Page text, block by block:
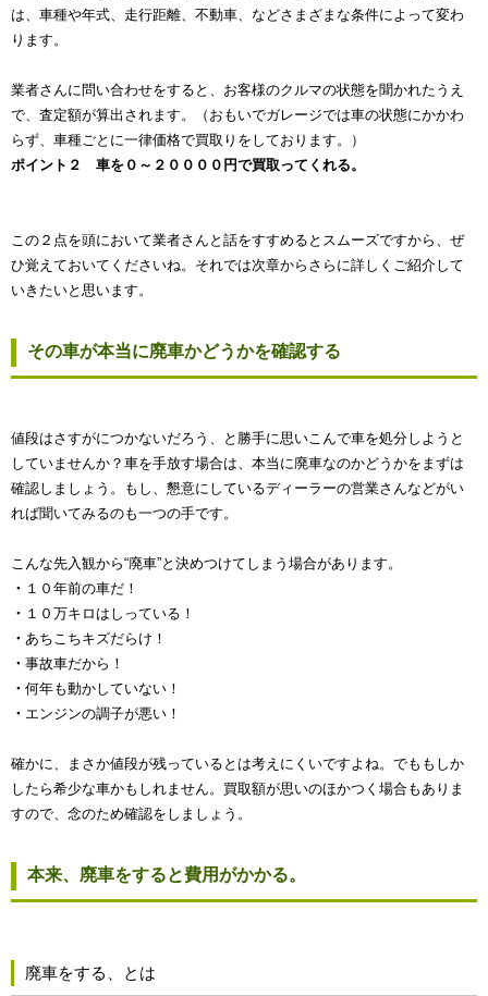
は、車種や年式、走行距離、不動車、などさまざまな条件によって変わ
ります。
業者さんに問い合わせをすると、お客様のクルマの状態を聞かれたうえ
で、査定額が算出されます。（おもいでガレージでは車の状態にかかわ
らず、車種ごとに一律価格で買取りをしております。）
ポイント２ 車を０～２００００円で買取ってくれる。
この２点を頭において業者さんと話をすすめるとスムーズですから、ぜ
ひ覚えておいてくださいね。それでは次章からさらに詳しくご紹介して
いきたいと思います。
その車が本当に廃車かどうかを確認する
値段はさすがにつかないだろう、と勝手に思いこんで車を処分しようと
していませんか？車を手放す場合は、本当に廃車なのかどうかをまずは
確認しましょう。もし、懇意にしているディーラーの営業さんなどがい
れば聞いてみるのも一つの手です。
こんな先入観から“廃車”と決めつけてしまう場合があります。
・ １０年前の車だ！
・ １０万キロはしっている！
・ あちこちキズだらけ！
・ 事故車だから！
・ 何年も動かしていない！
・ エンジンの調子が悪い！
確かに、まさか値段が残っているとは考えにくいですよね。でももしか
したら希少な車かもしれません。買取額が思いのほかつく場合もありま
すので、念のため確認をしましょう。
本来、廃車をすると費用がかかる。
廃車をする、とは